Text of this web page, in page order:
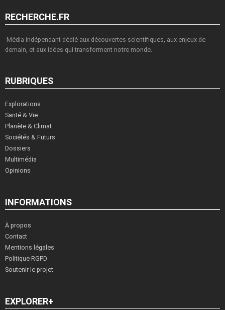
RECHERCHE.FR
Média indépendant dédié aux découvertes scientifiques, aux enjeux de
demain, et aux idées qui transforment notre monde.
RUBRIQUES
Explorations
Santé & Vie
Planète & Climat
Sociétés & Futurs
Dossiers
Multimédia
Opinions
INFORMATIONS
À propos
Contact
Mentions légales
Politique RGPD
Soutenir le projet
EXPLORER+